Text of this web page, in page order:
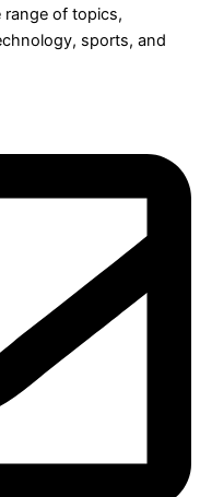
of topics,
sports, and